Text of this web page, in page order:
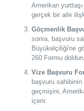
Amerikan
gerçek bir aile
Göçmenlik
sonra, başvuru
Büyükelçiliği'ne
260 Formu
Vize Başvuru
başvuru
geçmişini,
içerir.